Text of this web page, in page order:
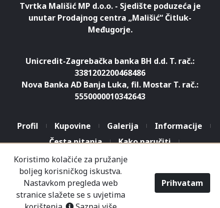
Koristimo kolačiće za pružanje
boljeg korisničkog iskustva.
Nastavkom pregleda web
stranice slažete se s uvjetima
korištenja.
Saznaj više
Tvrtka Mališić MP d.o.o. - Sjedište poduzeća je
unutar Prodajnog centra „Mališić“ Čitluk-
Međugorje.
Unicredit-Zagrebačka banka BH d.d. T. rač.:
3381202200468486
Nova Banka AD Banja Luka, fil. Mostar T. rač.:
5550000010342643
Profil Kupovine Galerija
Informacije
Česta pitanja
Kako naručiti
Odabir veličine